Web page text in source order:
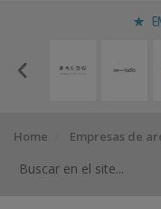
Home Empresas de